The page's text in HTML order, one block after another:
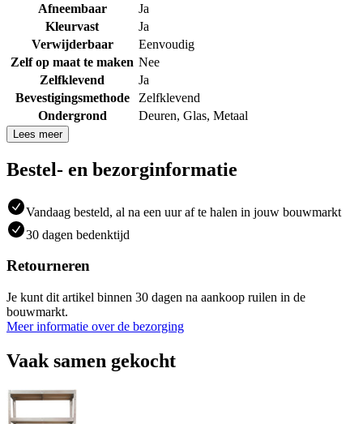
Afneembaar
Ja
Kleurvast
Ja
Verwijderbaar
Eenvoudig
Zelf op maat te maken Nee
Zelfklevend
Ja
Bevestigingsmethode
Zelfklevend
Ondergrond
Deuren, Glas, Metaal
Lees meer
Bestel- en bezorginformatie
Vandaag besteld, al na een uur af te halen in jouw bouwmarkt
30 dagen bedenktijd
Retourneren
Je kunt dit artikel binnen 30 dagen na aankoop ruilen in de
bouwmarkt.
Meer informatie over de bezorging
Vaak samen gekocht